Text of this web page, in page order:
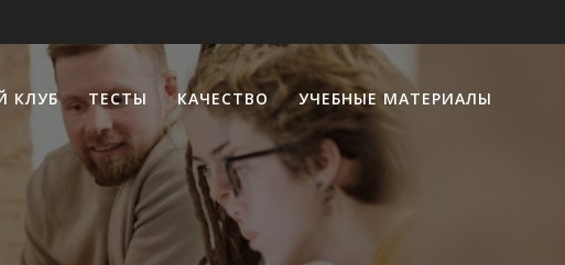
КЛУБ ТЕСТЫ КАЧЕСТВО УЧЕБНЫЕ МАТЕРИАЛЫ